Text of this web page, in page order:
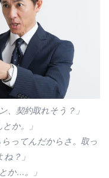
、契約取れそう？」
か。」
らってんだからさ。取っ
？」
か…。」